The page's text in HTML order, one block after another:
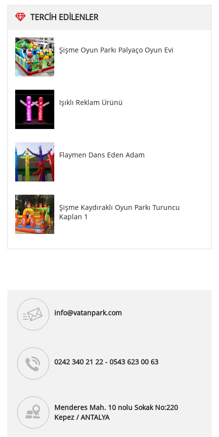
TERCIH EDILENLER
Şişme Oyun Parkı Palyaço Oyun Evi
Işıklı Reklam Ürünü
Flaymen Dans Eden Adam
Şişme Kaydıraklı Oyun Parkı Turuncu
Kaplan 1
info@vatanpark.com
0242 340 21 22 - 0543 623 00 63
Menderes Mah. 10 nolu Sokak No:220
Kepez / ANTALYA